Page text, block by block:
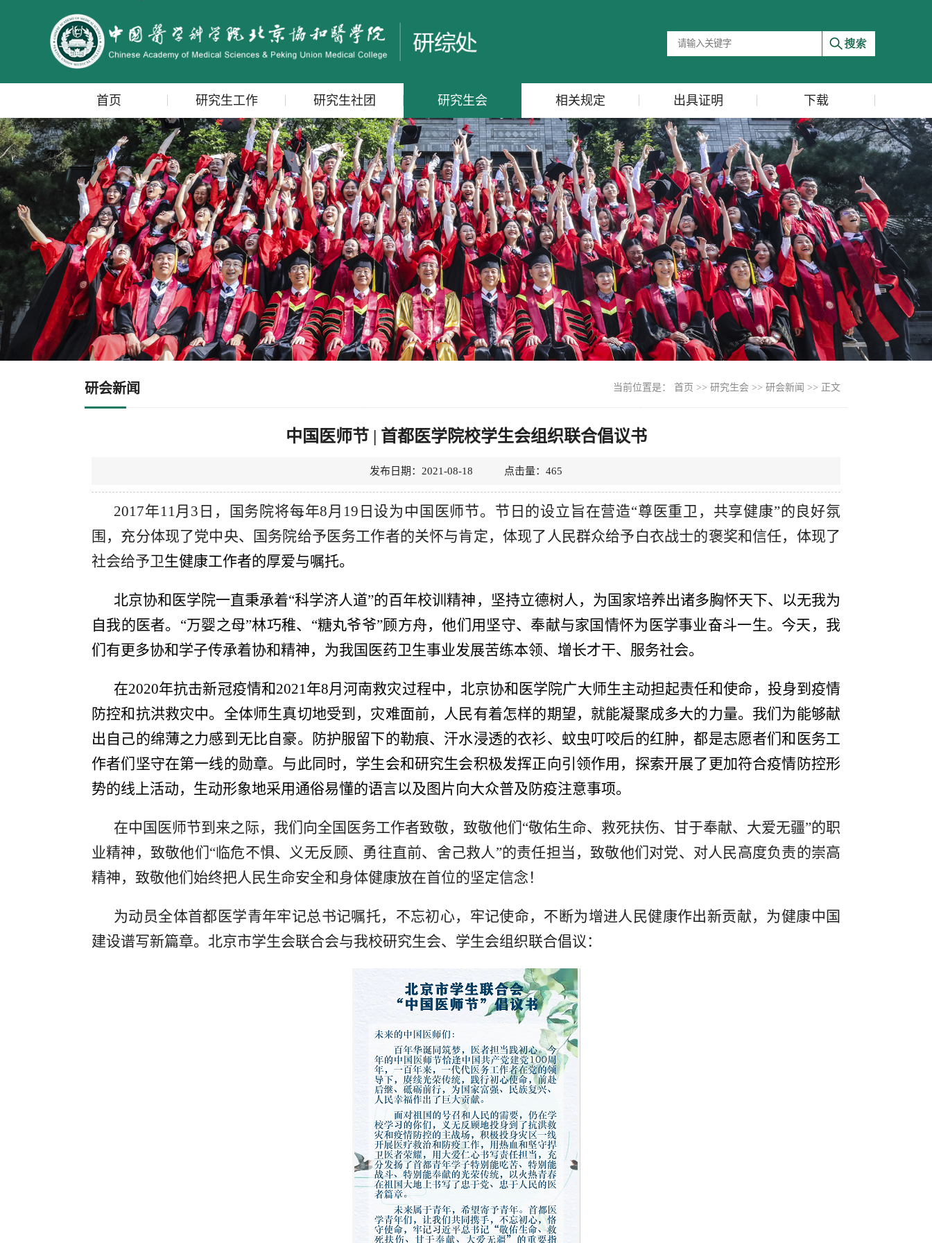
首页 研究生工作 研究生社团 研究生会 相关规定 出具证明 下载
研会新闻 当前位置是： 首页 >> 研究生会 >> 研会新闻 >> 正文
中国医师节 | 首都医学院校学生会组织联合倡议书
发布日期：2021-08-18 点击量： 465
2017年11月3日，国务院将每年8月19日设为中国医师节。节日的设立旨在营造“尊医重卫，共享健康”的良好氛
围，充分体现了党中央、国务院给予医务工作者的关怀与肯定，体现了人民群众给予白衣战士的褒奖和信任，体现了
社会给予卫生健康工作者的厚爱与嘱托。
北京协和医学院一直秉承着“科学济人道”的百年校训精神，坚持立德树人，为国家培养出诸多胸怀天下、以无我为
自我的医者。“万婴之母”林巧稚、“糖丸爷爷”顾方舟，他们用坚守、奉献与家国情怀为医学事业奋斗一生。今天，我
们有更多协和学子传承着协和精神，为我国医药卫生事业发展苦练本领、增长才干、服务社会。
在2020年抗击新冠疫情和2021年8月河南救灾过程中，北京协和医学院广大师生主动担起责任和使命，投身到疫情
防控和抗洪救灾中。全体师生真切地受到，灾难面前，人民有着怎样的期望，就能凝聚成多大的力量。我们为能够献
出自己的绵薄之力感到无比自豪。防护服留下的勒痕、汗水浸透的衣衫、蚊虫叮咬后的红肿，都是志愿者们和医务工
作者们坚守在第一线的勋章。与此同时，学生会和研究生会积极发挥正向引领作用，探索开展了更加符合疫情防控形
势的线上活动，生动形象地采用通俗易懂的语言以及图片向大众普及防疫注意事项。
在中国医师节到来之际，我们向全国医务工作者致敬，致敬他们“敬佑生命、救死扶伤、甘于奉献、大爱无疆”的职
业精神，致敬他们“临危不惧、义无反顾、勇往直前、舍己救人”的责任担当，致敬他们对党、对人民高度负责的崇高
精神，致敬他们始终把人民生命安全和身体健康放在首位的坚定信念！
为动员全体首都医学青年牢记总书记嘱托，不忘初心，牢记使命，不断为增进人民健康作出新贡献，为健康中国
建设谱写新篇章。 北京市学生会联合会与我校研究生会、学生会组织联合倡议：